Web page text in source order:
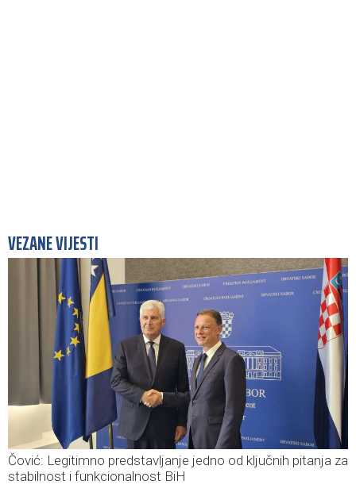
VEZANE VIJESTI
Čović: Legitimno predstavljanje jedno od ključnih pitanja za
stabilnost i funkcionalnost BiH